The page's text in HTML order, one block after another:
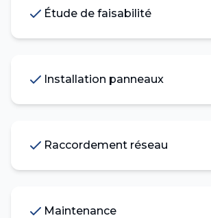
Étude de faisabilité
Installation panneaux
Raccordement réseau
Maintenance